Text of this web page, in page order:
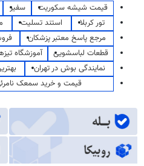
قیمت شیشه سکوریت سفیر
تور کربلا
استند تسلیت
مرجع پاسخ معتبر پزشکان
قطعات لباسشویی
آموزشگاه
نمایندگی بوش در تهران
قیمت و خرید سمعک